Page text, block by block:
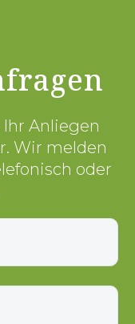
Anliegen
Wir melden
oder